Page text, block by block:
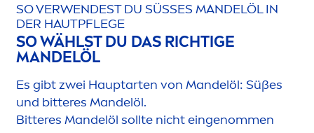
SO VERWENDEST DU SÜSSES MANDELÖL IN D
ER HAUTPFLEGE
SO WÄHLST DU DAS RICHTIGE
MANDELÖL
Es gibt zwei Hauptarten von Mandelöl: Süßes
und bitteres Mandelöl.
Bitteres Mandelöl sollte nicht eingenommen